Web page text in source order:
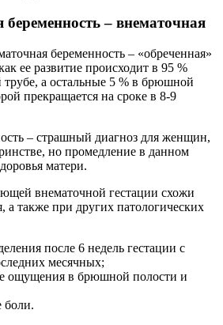
– внематочная
беременность – «обреченная»
ее развитие происходит в 95 %
трубе, а остальные 5 % в брюшной
прекращается на сроке в 8-9
– страшный диагноз для женщин,
но промедление в данном
матери.
внематочной гестации схожи
а также при других патологических
после 6 недель гестации с
месячных;
ощущения в брюшной полости и
боли.